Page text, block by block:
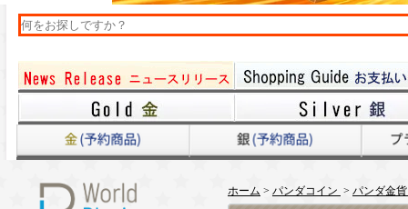
ホーム > パンダコイン > パンダ金